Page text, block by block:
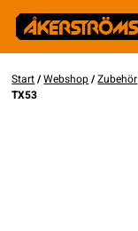
Start/Webshop/Zubehör
TX53